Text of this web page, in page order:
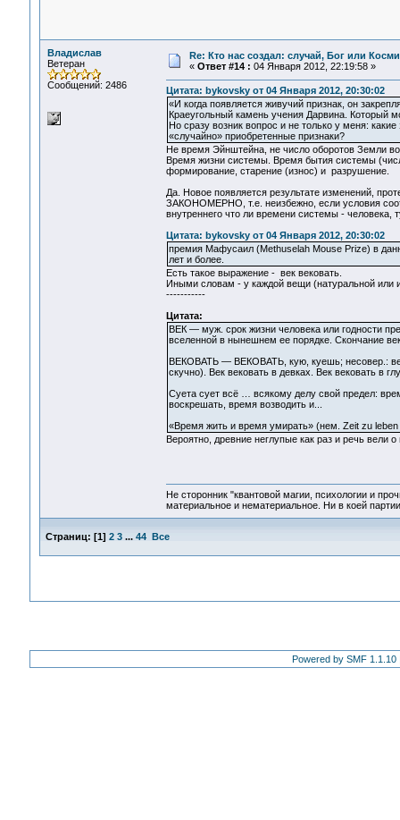
Владислав
Ветеран
Сообщений: 2486
Re: Кто нас создал: случай, Бог или
« Ответ #14 : 04 Января 2012, 22:19:58 »
Цитата: bykovsky от 04 Января 2012, 20:30:02
«И когда появляется живучий признак, он
Краеугольный камень учения Дарвина. Который
Но сразу возник вопрос и не только у меня:
«случайно» приобретенные признаки?
Не время Эйнштейна, не число оборотов Земли
Время жизни системы. Время бытия системы
формирование, старение (износ) и разрушение.
Да. Новое появляется результате изменений,
ЗАКОНОМЕРНО, т.е. неизбежно, если условия
внутреннего что ли времени системы - человека,
Цитата: bykovsky от 04 Января 2012, 20:30:02
премия Мафусаил (Methuselah Mouse Prize) в
лет и более.
Есть такое выражение - век вековать.
Иными словам - у каждой вещи (натуральной или
-----------
Цитата:
ВЕК — муж. срок жизни человека или годности
вселенной в нынешнем ее порядке. Скончание
ВЕКОВАТЬ — ВЕКОВАТЬ, кую, куешь; несовер.:
скучно). Век вековать в девках. Век вековать
Суета сует всё … всякому делу свой предел:
воскрешать, время возводить и...
«Время жить и время умирать» (нем. Zeit zu
Вероятно, древние неглупые как раз и речь вели
Не сторонник "квантовой магии, психологии и
материальное и нематериальное. Ни в коей
Страниц: [1] 2 3 ... 44 Все
Powered by SMF 1.1.10